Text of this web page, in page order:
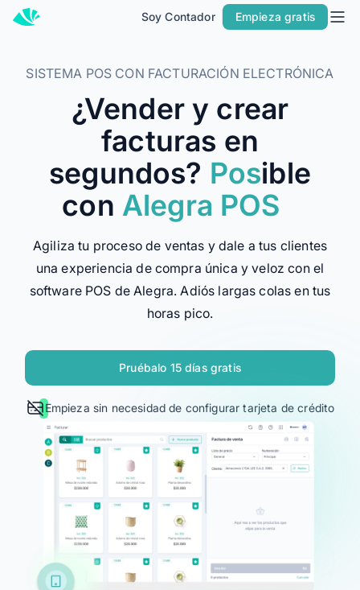
Soy Contador Empieza gratis
Inicio
Soy Contador
MÁS SOLUCIONES PARA TU NEGOCIO
Facturación
Contabilidad
POS
Iniciar Sesión
Agendar Demo
SISTEMA POS CON FACTURACIÓN ELECTRÓNICA
¿Vender y crear
facturas en
segundos? Posible
con Alegra POS
Agiliza tu proceso de ventas y dale a tus clientes
una experiencia de compra única y veloz con el
software POS de Alegra. Adiós largas colas en tus
horas pico.
Pruébalo 15 días gratis
Empieza sin necesidad de configurar tarjeta de crédito